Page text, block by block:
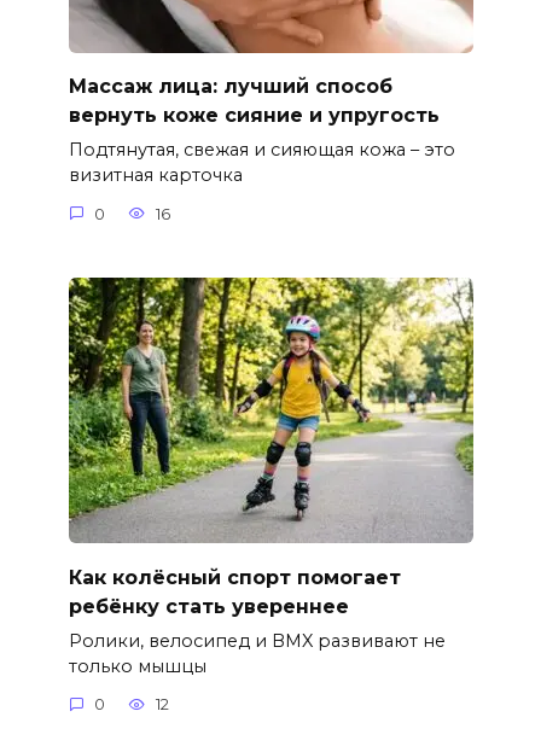
Массаж лица: лучший способ
вернуть коже сияние и упругость
Подтянутая, свежая и сияющая кожа – это
визитная карточка
0 16
Как колёсный спорт помогает
ребёнку стать увереннее
Ролики, велосипед и BMX развивают не
только мышцы
0 12